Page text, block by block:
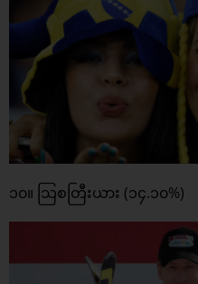
၁၀။ သြစတြီးယား (၁၄.၁၀%)